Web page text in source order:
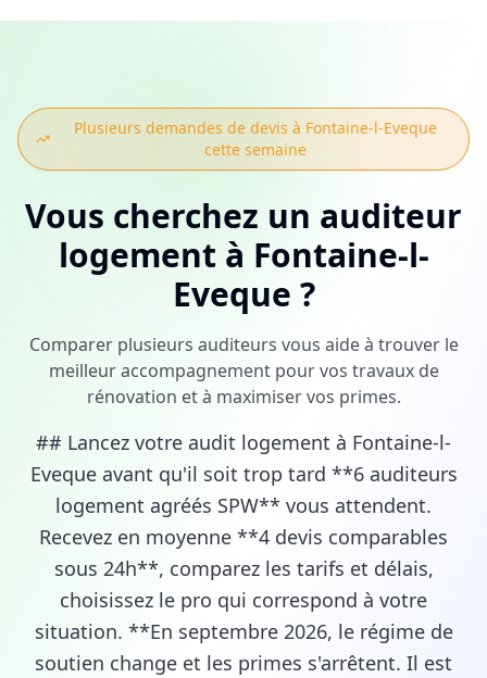
Plusieurs demandes de devis à Fontaine-l-Eveque
cette semaine
Vous cherchez un auditeur
logement à Fontaine-l-
Eveque ?
Comparer plusieurs auditeurs vous aide à trouver le
meilleur accompagnement pour vos travaux de
rénovation et à maximiser vos primes.
## Lancez votre audit logement à Fontaine-l-
Eveque avant qu'il soit trop tard **6 auditeurs
logement agréés SPW** vous attendent.
Recevez en moyenne **4 devis comparables
sous 24h**, comparez les tarifs et délais,
choisissez le pro qui correspond à votre
situation. **En septembre 2026, le régime de
soutien change et les primes s'arrêtent. Il est